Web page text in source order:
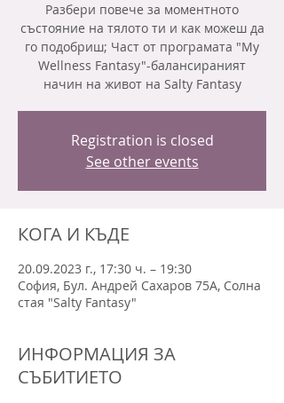
Разбери повече за моментното
състояние на тялото ти и как можеш да
го подобриш; Част от програмата "My
Wellness Fantasy"-балансираният
начин на живот на Salty Fantasy
Registration is closed
See other events
КОГА И КЪДЕ
20.09.2023 г., 17:30 ч. – 19:30
София, Бул. Андрей Сахаров 75А, Солна
стая "Salty Fantasy"
ИНФОРМАЦИЯ ЗА
СЪБИТИЕТО